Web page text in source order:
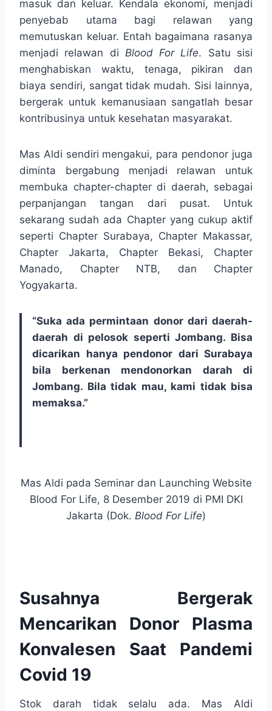
masuk dan keluar. Kendala ekonomi, menjadi
penyebab utama bagi relawan yang
memutuskan keluar. Entah bagaimana rasanya
menjadi relawan di Blood For Life. Satu sisi
menghabiskan waktu, tenaga, pikiran dan
biaya sendiri, sangat tidak mudah. Sisi lainnya,
bergerak untuk kemanusiaan sangatlah besar
kontribusinya untuk kesehatan masyarakat.
Mas Aldi sendiri mengakui, para pendonor juga
diminta bergabung menjadi relawan untuk
membuka chapter-chapter di daerah, sebagai
perpanjangan tangan dari pusat. Untuk
sekarang sudah ada Chapter yang cukup aktif
seperti Chapter Surabaya, Chapter Makassar,
Chapter Jakarta, Chapter Bekasi, Chapter
Manado, Chapter NTB, dan Chapter
Yogyakarta.
“Suka ada permintaan donor dari daerah-
daerah di pelosok seperti Jombang. Bisa
dicarikan hanya pendonor dari Surabaya
bila berkenan mendonorkan darah di
Jombang. Bila tidak mau, kami tidak bisa
memaksa.”
Mas Aldi pada Seminar dan Launching Website
Blood For Life, 8 Desember 2019 di PMI DKI
Jakarta (Dok. Blood For Life)
Susahnya Bergerak
Mencarikan Donor Plasma
Konvalesen Saat Pandemi
Covid 19
Stok darah tidak selalu ada. Mas Aldi